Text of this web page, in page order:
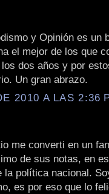
y Opinión es un
el mejor de los que
dos años y por
Un gran abrazo.
2010 A LAS 2:36
me converti en un
de sus notas, en
la política nacional.
es por eso que lo